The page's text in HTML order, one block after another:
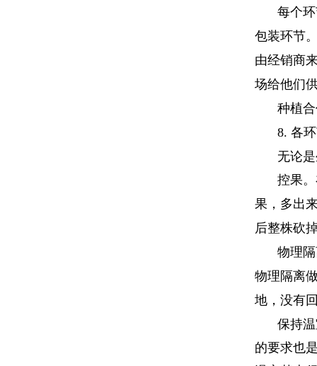
每个
包装环节
由经销商
场给他们
种植
8. 各
无论
控果
果，多出
后整株砍
物理
物理隔离
地，没有
保持
的要求也